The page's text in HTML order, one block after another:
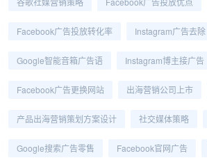
Facebook广告投放转化率 Instagram广告去除
Google智能音箱广告语 Instagram博主接广告
Facebook广告更换网站 出海营销公司上市
产品出海营销策划方案设计 社交媒体策略
Google搜索广告零售 Facebook官网广告